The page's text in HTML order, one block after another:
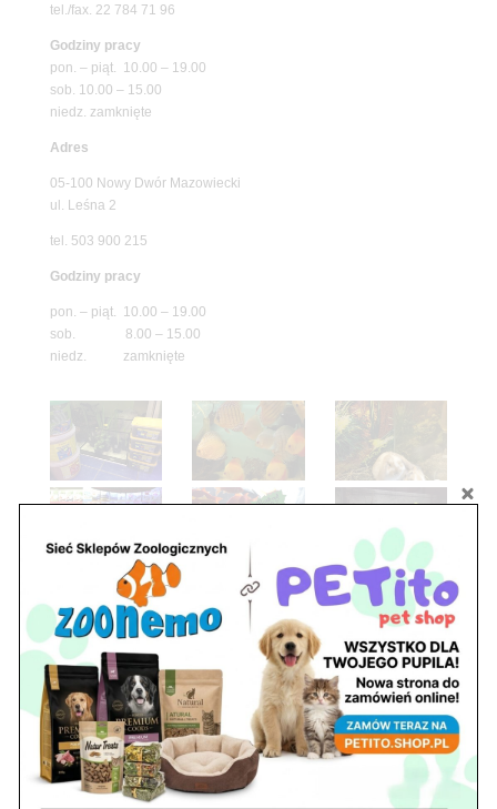
tel./fax. 22 784 71 96
Godziny pracy
pon. – piąt. 10.00 – 19.00
sob. 10.00 – 15.00
niedz. zamknięte
Adres
05-100 Nowy Dwór Mazowiecki
ul. Leśna 2
tel. 503 900 215
Godziny pracy
pon. – piąt. 10.00 – 19.00
sob. 8.00 – 15.00
niedz. zamknięte